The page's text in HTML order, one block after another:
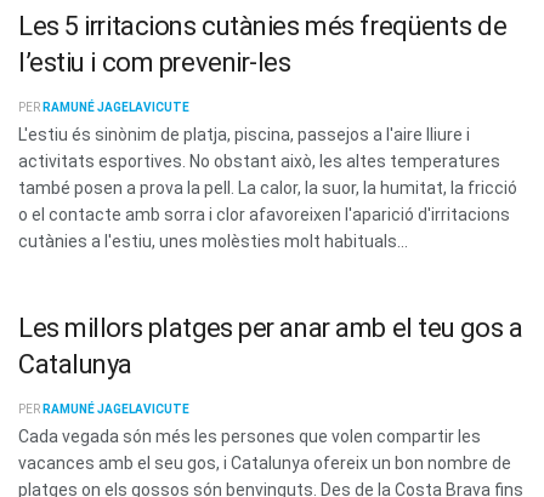
Les 5 irritacions cutànies més freqüents de
l’estiu i com prevenir-les
PER RAMUNÉ JAGELAVICUTE
L'estiu és sinònim de platja, piscina, passejos a l'aire lliure i
activitats esportives. No obstant això, les altes temperatures
també posen a prova la pell. La calor, la suor, la humitat, la fricció
o el contacte amb sorra i clor afavoreixen l'aparició d'irritacions
cutànies a l'estiu, unes molèsties molt habituals...
Les millors platges per anar amb el teu gos a
Catalunya
PER RAMUNÉ JAGELAVICUTE
Cada vegada són més les persones que volen compartir les
vacances amb el seu gos, i Catalunya ofereix un bon nombre de
platges on els gossos són benvinguts. Des de la Costa Brava fins